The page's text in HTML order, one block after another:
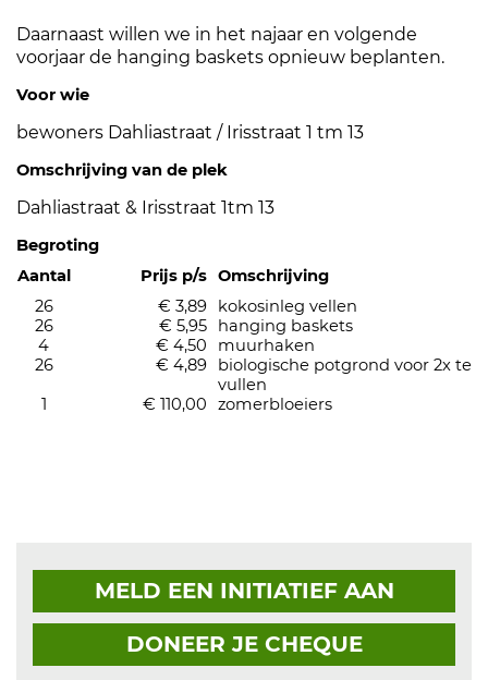
Daarnaast willen we in het najaar en volgende
voorjaar de hanging baskets opnieuw beplanten.
Voor wie
bewoners Dahliastraat / Irisstraat 1 tm 13
Omschrijving van de plek
Dahliastraat & Irisstraat 1tm 13
Begroting
Aantal
Prijs p/s Omschrijving
26
€ 3,89
kokosinleg vellen
26
€ 5,95
hanging baskets
4
€ 4,50
muurhaken
26
€ 4,89
biologische potgrond voor 2x te
vullen
1
€ 110,00 zomerbloeiers
MELD EEN INITIATIEF AAN
DONEER JE CHEQUE